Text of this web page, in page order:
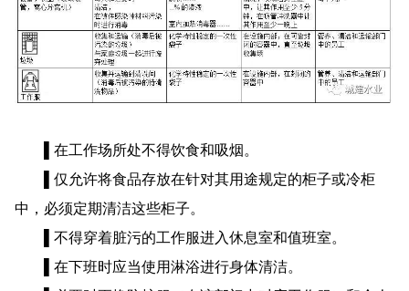
▌在工作场所处不得饮食和吸烟。
▌仅允许将食品存放在针对其用途规定的柜子或冷柜
中，必须定期清洁这些柜子。
▌不得穿着脏污的工作服进入休息室和值班室。
▌在下班时应当使用淋浴进行身体清洁。